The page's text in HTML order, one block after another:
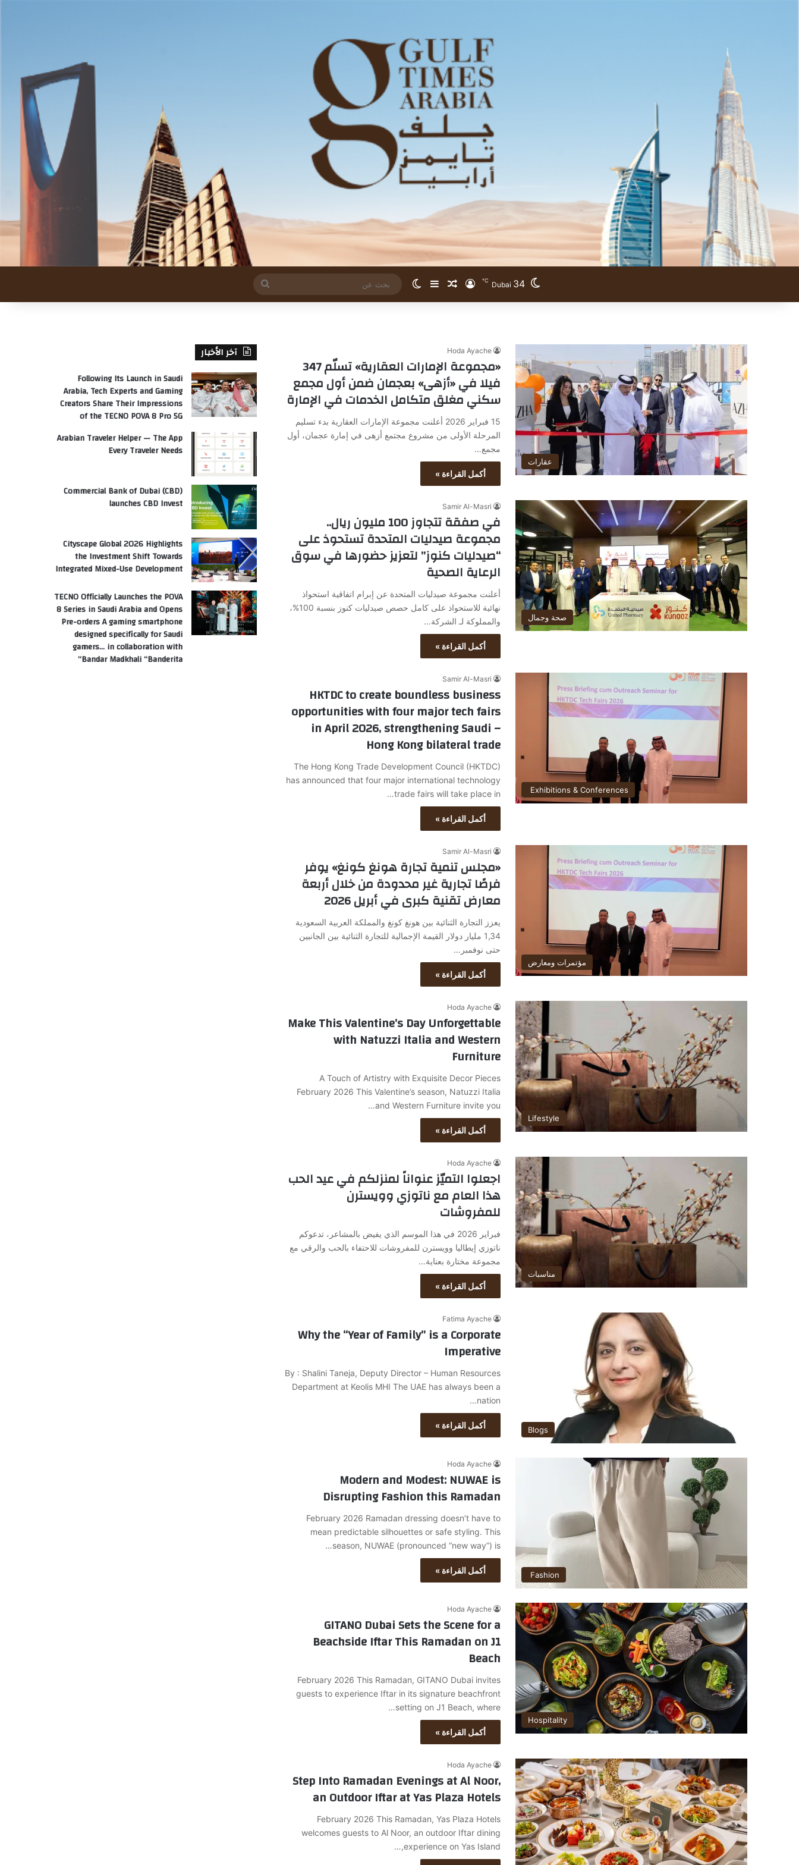
Dubai 34
℃ تسجيل الدخول
مقال عشوائي
إضافة عمود جانبي
الوضع المظلم
عن
عقارات
Hoda Ayache
«مجموعة الإمارات العقارية» تسلّم 347
فيلا في «أزهى» بعجمان ضمن أول مجمع
سكني مغلق متكامل الخدمات في الإمارة
15 فبراير 2026 أعلنت مجموعة الإمارات العقارية بدء تسليم
المرحلة الأولى من مشروع مجتمع أزهى في إمارة عجمان، أول
مجمع…
أكمل القراءة »
صحة وجمال
Samir Al-Masri
في صفقة تتجاوز 100 مليون ريال..
مجموعة صيدليات المتحدة تستحوذ على
“صيدليات كنوز” لتعزيز حضورها في سوق
الرعاية الصحية
أعلنت مجموعة صيدليات المتحدة عن إبرام اتفاقية استحواذ
نهائية للاستحواذ على كامل حصص صيدليات كنوز بنسبة 100%،
والمملوكة لـ الشركة…
أكمل القراءة »
Exhibitions & Conferences
Samir Al-Masri
HKTDC to create boundless business
opportunities with four major tech fairs
in April 2026, strengthening Saudi –
Hong Kong bilateral trade
The Hong Kong Trade Development Council (HKTDC)
has announced that four major international technology
trade fairs will take place in…
أكمل القراءة »
مؤتمرات ومعارض
Samir Al-Masri
«مجلس تنمية تجارة هونغ كونغ» يوفر
فرصًا تجارية غير محدودة من خلال أربعة
معارض تقنية كبرى في أبريل 2026
يعزز التجارة الثنائية بين هونغ كونغ والمملكة العربية السعودية
1,34 مليار دولار القيمة الإجمالية للتجارة الثنائية بين الجانبين
حتى نوفمبر…
أكمل القراءة »
Lifestyle
Hoda Ayache
Make This Valentine’s Day Unforgettable
with Natuzzi Italia and Western
Furniture
A Touch of Artistry with Exquisite Decor Pieces
February 2026 This Valentine’s season, Natuzzi Italia
and Western Furniture invite you…
أكمل القراءة »
مناسبات
Hoda Ayache
اجعلوا التميّز عنواناً لمنزلكم في عيد الحب
هذا العام مع ناتوزي وويسترن
للمفروشات
فبراير 2026 في هذا الموسم الذي يفيض بالمشاعر، تدعوكم
ناتوزي إيطاليا وويسترن للمفروشات للاحتفاء بالحب والرقي مع
مجموعة مختارة بعناية…
أكمل القراءة »
Blogs
Fatima Ayache
Why the “Year of Family” is a Corporate
Imperative
By : Shalini Taneja, Deputy Director – Human Resources
Department at Keolis MHI The UAE has always been a
nation…
أكمل القراءة »
Fashion
Hoda Ayache
Modern and Modest: NUWAE is
Disrupting Fashion this Ramadan
February 2026 Ramadan dressing doesn’t have to
mean predictable silhouettes or safe styling. This
season, NUWAE (pronounced “new way”) is…
أكمل القراءة »
Hospitality
Hoda Ayache
GITANO Dubai Sets the Scene for a
Beachside Iftar This Ramadan on J1
Beach
February 2026 This Ramadan, GITANO Dubai invites
guests to experience Iftar in its signature beachfront
setting on J1 Beach, where…
أكمل القراءة »
Hoda Ayache
Step Into Ramadan Evenings at Al Noor,
an Outdoor Iftar at Yas Plaza Hotels
February 2026 This Ramadan, Yas Plaza Hotels
welcomes guests to Al Noor, an outdoor Iftar dining
experience on Yas Island,…
آخر الأخبار
Following Its Launch in Saudi
Arabia, Tech Experts and Gaming
Creators Share Their Impressions
of the TECNO POVA 8 Pro 5G
Arabian Traveler Helper — The App
Every Traveler Needs
Commercial Bank of Dubai (CBD)
launches CBD Invest
Cityscape Global 2026 Highlights
the Investment Shift Towards
Integrated Mixed-Use Development
TECNO Officially Launches the POVA
8 Series in Saudi Arabia and Opens
Pre-orders A gaming smartphone
designed specifically for Saudi
gamers… in collaboration with
Bandar Madkhali “Banderita”